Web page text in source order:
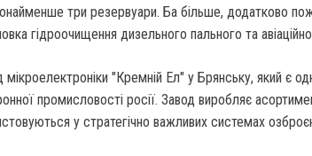
три резервуари. Ба більше, додатково
гідроочищення дизельного пального та
"Кремній Ел" у Брянську, який є
промисловості росії. Завод виробляє
у стратегічно важливих системах